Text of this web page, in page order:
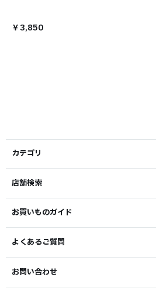
￥3,850
カテゴリ
店舗検索
お買いものガイド
よくあるご質問
お問い合わせ